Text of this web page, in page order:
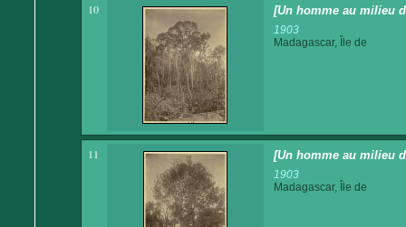
10 [Un homme au milieu
1903
Madagascar, Île de
11 [Un homme au milieu
1903
Madagascar, Île de